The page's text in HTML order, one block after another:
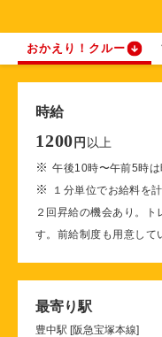
おかえり！クルー
時給
1200 円 以上
※午後10時〜午前5時
※
１分単位でお給料を
２回昇給の機会あり。
す。前給制度も用意して
最寄り駅
豊中駅 [阪急宝塚本線]